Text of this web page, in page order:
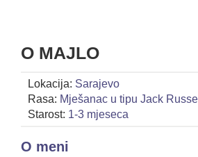
O MAJLO
Lokacija: Sarajevo
Rasa: Mješanac u tipu Jack
Starost: 1-3 mjeseca
O meni